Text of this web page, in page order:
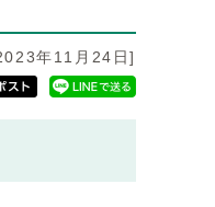
年11月24日]